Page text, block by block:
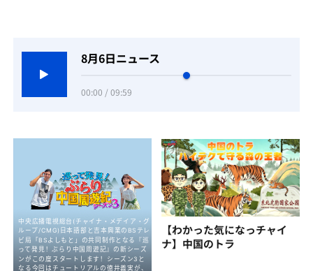
8月6日ニュース
00:00 / 09:59
【わかった気になっチャイ
ナ】中国のトラ